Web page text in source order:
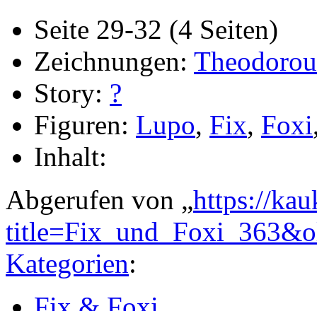
Seite 29-32 (4 Seiten)
Zeichnungen: Theodorou
Story: ?
Figuren: Lupo, Fix, Foxi
Inhalt:
Abgerufen von „https://
Kategorien: